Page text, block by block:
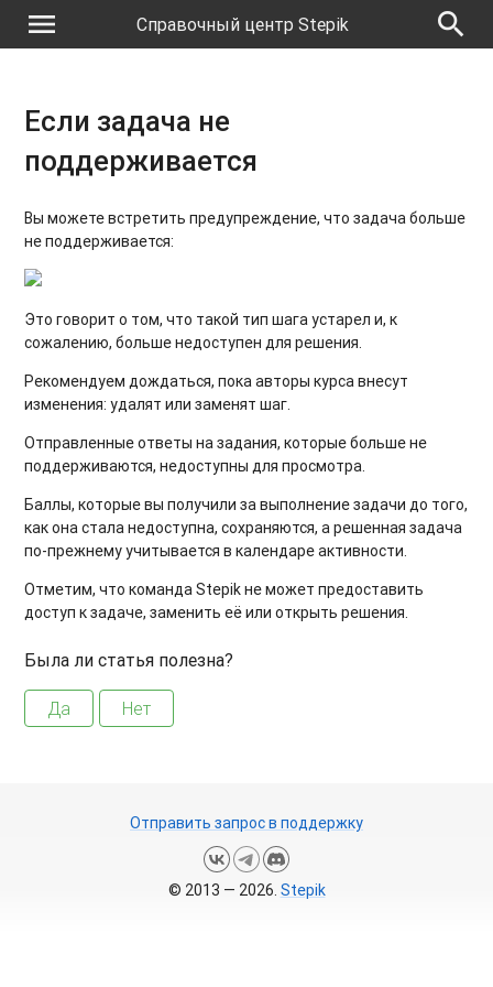
menu Справочный центр Stepik search
Если задача не
поддерживается
Вы можете встретить предупреждение, что задача больше
не поддерживается:
Это говорит о том, что такой тип шага устарел и, к
сожалению, больше недоступен для решения.
Рекомендуем дождаться, пока авторы курса внесут
изменения: удалят или заменят шаг.
Отправленные ответы на задания, которые больше не
поддерживаются, недоступны для просмотра.
Баллы, которые вы получили за выполнение задачи до того,
как она стала недоступна, сохраняются, а решенная задача
по-прежнему учитывается в календаре активности.
Отметим, что команда Stepik не может предоставить
доступ к задаче, заменить её или открыть решения.
Была ли статья полезна?
Да Нет
Отправить запрос в поддержку
© 2013 — 2026. Stepik